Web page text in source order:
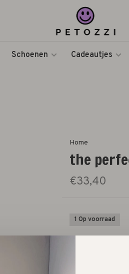
Schoenen Cadeautjes
Home
the
€33,40
1 Op voorraad